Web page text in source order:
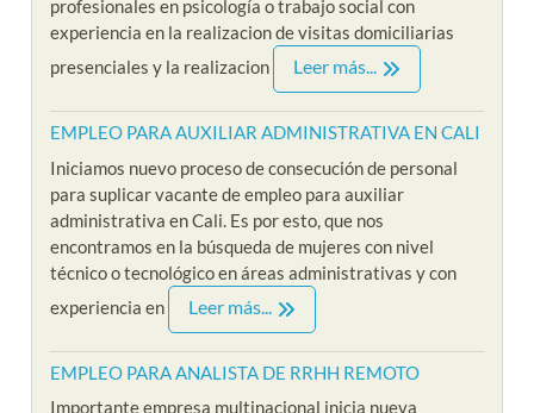
profesionales en psicología o trabajo social con
experiencia en la realizacion de visitas domiciliarias
presenciales y la realizacion
Leer más...
EMPLEO PARA AUXILIAR ADMINISTRATIVA EN CALI
Iniciamos nuevo proceso de consecución de personal
para suplicar vacante de empleo para auxiliar
administrativa en Cali. Es por esto, que nos
encontramos en la búsqueda de mujeres con nivel
técnico o tecnológico en áreas administrativas y con
experiencia en
Leer más...
EMPLEO PARA ANALISTA DE RRHH REMOTO
Importante empresa multinacional inicia nueva